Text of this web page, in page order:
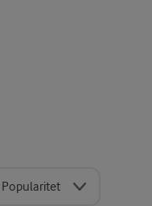
Popularitet